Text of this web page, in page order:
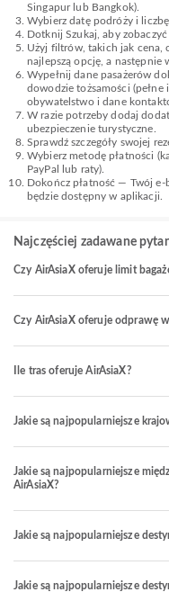
Singapur lub Bangkok).
Wybierz datę podróży i liczbę
Dotknij Szukaj, aby
Użyj filtrów, takich jak cena,
najlepszą opcję, a następnie
Wypełnij dane pasażerów
dowodzie tożsamości (pełne
obywatelstwo i dane
W razie potrzeby dodaj
ubezpieczenie turystyczne.
Sprawdź szczegóły swojej
Wybierz metodę płatności
PayPal lub raty).
Dokończ płatność — Twój e-
będzie dostępny w aplikacji.
Najczęściej zadawane
Czy AirAsiaX oferuje limit
Czy AirAsiaX oferuje odprawę
Ile tras oferuje AirAsiaX?
Jakie są najpopularniejsze
Jakie są najpopularniejsze
AirAsiaX?
Jakie są najpopularniejsze
Jakie są najpopularniejsze